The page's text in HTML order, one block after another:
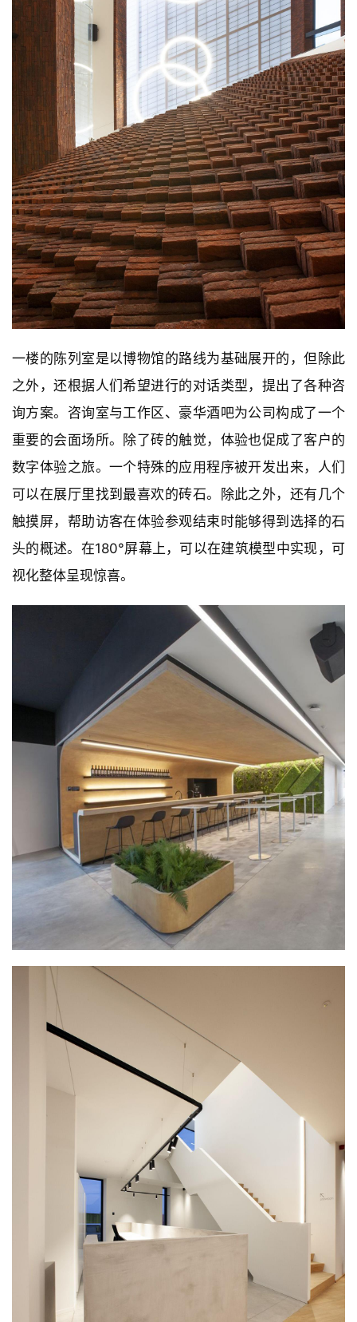
与
景
建
教
极
速
工
作
流
登录 注册
一楼的陈列室是以博物馆的路线为基础展开的，但除此
之外，还根据人们希望进行的对话类型，提出了各种咨
询方案。咨询室与工作区、豪华酒吧为公司构成了一个
重要的会面场所。除了砖的触觉，体验也促成了客户的
数字体验之旅。一个特殊的应用程序被开发出来，人们
可以在展厅里找到最喜欢的砖石。除此之外，还有几个
触摸屏，帮助访客在体验参观结束时能够得到选择的石
头的概述。在180°屏幕上，可以在建筑模型中实现，可
视化整体呈现惊喜。